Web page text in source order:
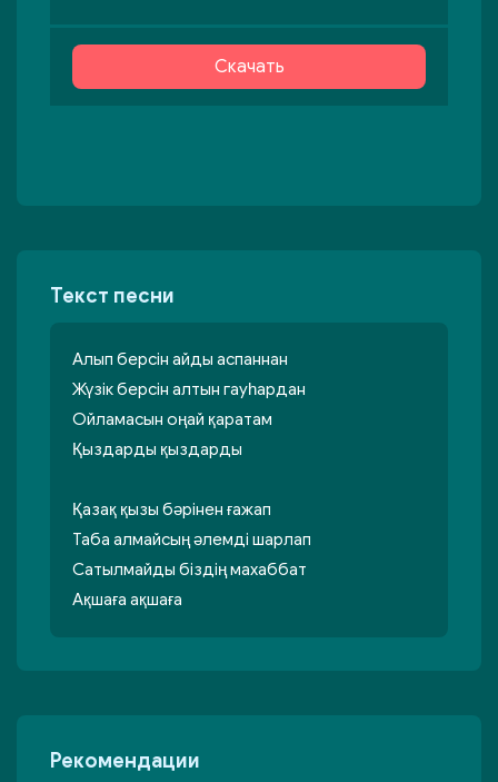
Скачать
Текст песни
Алып берсін айды аспаннан
Жүзік берсін алтын гауһардан
Ойламасын оңай қаратам
Қыздарды қыздарды
Қазақ қызы бәрінен ғажап
Таба алмайсың әлемді шарлап
Сатылмайды біздің махаббат
Ақшаға ақшаға
Рекомендации